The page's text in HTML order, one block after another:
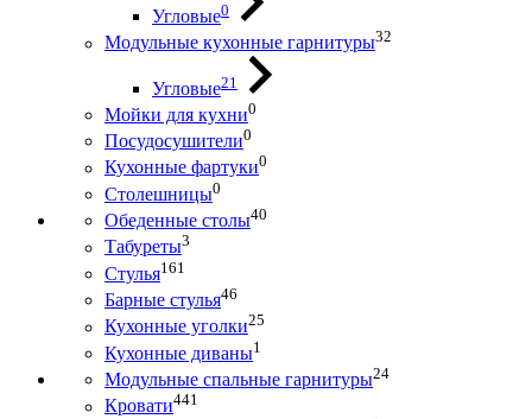
Угловые0
Модульные кухонные гарнитуры32
Угловые21
Мойки для кухни0
Посудосушители0
Кухонные фартуки0
Столешницы0
Обеденные столы40
Табуреты3
Стулья161
Барные стулья46
Кухонные уголки25
Кухонные диваны1
Модульные спальные гарнитуры24
Кровати441